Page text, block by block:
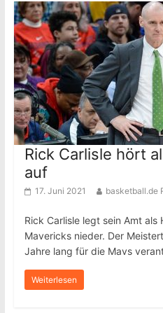
Rick Carlisle hört
auf
17. Juni 2021 basketball.de
Rick Carlisle legt sein Amt als
Mavericks nieder. Der
Jahre lang für die Mavs
Weiterlesen